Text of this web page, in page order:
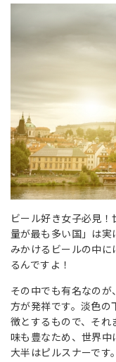
ビール好き女子必見
量が最も多い国」は実
みかけるビールの中
るんですよ！
その中でも有名なの
方が発祥です。淡色
徴とするもので、そ
味も豊なため、世界中
大半はピルスナーです。